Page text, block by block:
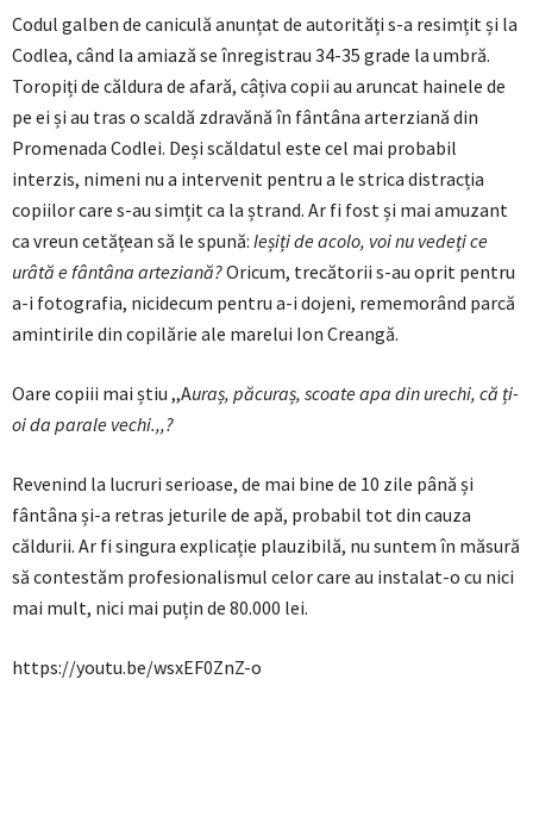
Codul galben de caniculă anunțat de autorități s-a resimțit și la
Codlea, când la amiază se înregistrau 34-35 grade la umbră.
Toropiți de căldura de afară, câțiva copii au aruncat hainele de
pe ei și au tras o scaldă zdravănă în fântâna arterziană din
Promenada Codlei. Deși scăldatul este cel mai probabil
interzis, nimeni nu a intervenit pentru a le strica distracția
copiilor care s-au simțit ca la ștrand. Ar fi fost și mai amuzant
ca vreun cetățean să le spună: Ieșiți de acolo, voi nu vedeți ce
urâtă e fântâna arteziană?Oricum, trecătorii s-au oprit pentru
a-i fotografia, nicidecum pentru a-i dojeni, rememorând parcă
amintirile din copilărie ale marelui Ion Creangă.
Oare copiii mai știu ,,Auraș, păcuraș, scoate apa din urechi, că ți-
oi da parale vechi.,,?
Revenind la lucruri serioase, de mai bine de 10 zile până și
fântâna și-a retras jeturile de apă, probabil tot din cauza
căldurii. Ar fi singura explicație plauzibilă, nu suntem în măsură
să contestăm profesionalismul celor care au instalat-o cu nici
mai mult, nici mai puțin de 80.000 lei.
https://youtu.be/wsxEF0ZnZ-o